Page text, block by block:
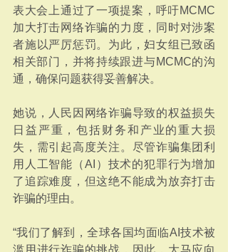
表大会上通过了一项提案，呼吁MCMC
加大打击网络诈骗的力度，同时对涉案
者施以严厉惩罚。为此，妇女组已致函
相关部门，并将持续跟进与MCMC的沟
通，确保问题获得妥善解决。
她说，人民因网络诈骗导致的权益损失
日益严重，包括财务和产业的重大损
失，需引起高度关注。尽管诈骗集团利
用人工智能（AI）技术的犯罪行为增加
了追踪难度，但这绝不能成为放弃打击
诈骗的理由。
“我们了解到，全球各国均面临AI技术被
滥用进行诈骗的挑战，因此，大马应向